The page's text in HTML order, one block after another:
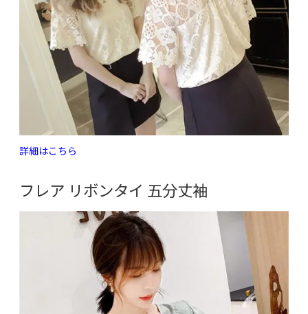
詳細はこちら
フレア リボンタイ 五分丈袖